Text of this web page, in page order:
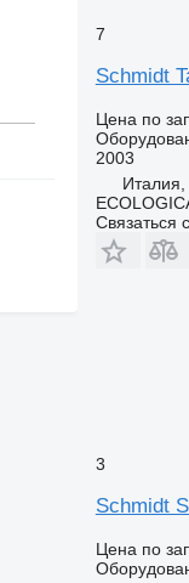
7
Schmidt
Цена по
2003
Связаться
3
Schmidt
Цена по